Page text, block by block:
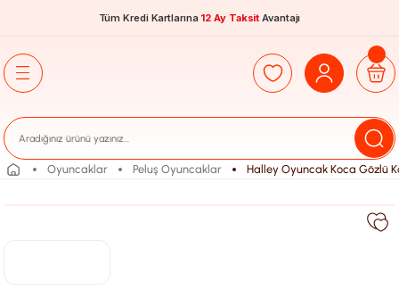
Tüm Kredi Kartlarına 12 Ay Taksit Avantajı
Oyuncaklar Peluş Oyuncaklar Halley Oyuncak Koca Gözlü